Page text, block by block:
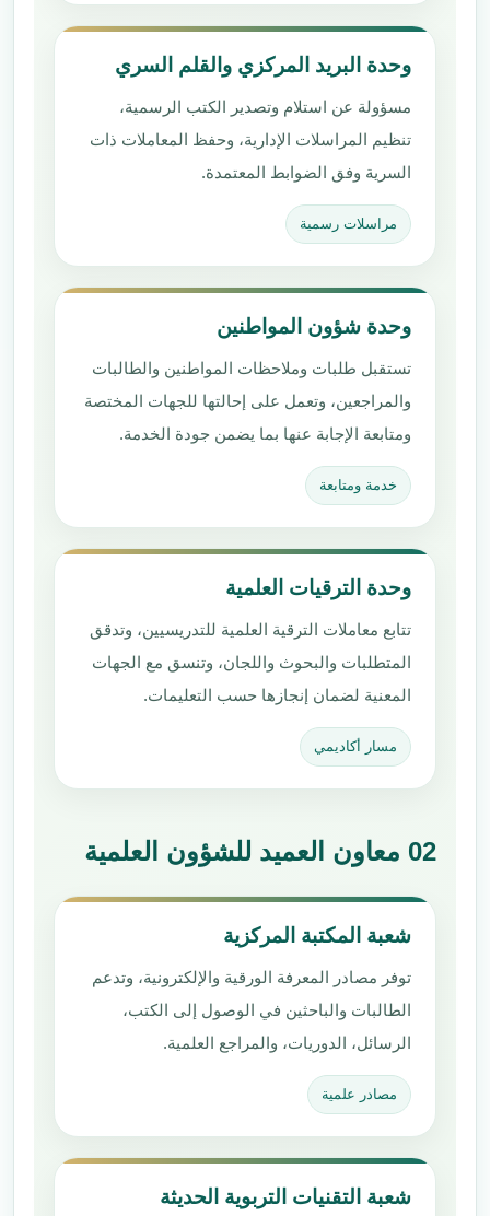
وحدة البريد المركزي والقلم السري
مسؤولة عن استلام وتصدير الكتب الرسمية،
تنظيم المراسلات الإدارية، وحفظ المعاملات ذات
السرية وفق الضوابط المعتمدة.
مراسلات رسمية
وحدة شؤون المواطنين
تستقبل طلبات وملاحظات المواطنين والطالبات
والمراجعين، وتعمل على إحالتها للجهات المختصة
ومتابعة الإجابة عنها بما يضمن جودة الخدمة.
خدمة ومتابعة
وحدة الترقيات العلمية
تتابع معاملات الترقية العلمية للتدريسيين، وتدقق
المتطلبات والبحوث واللجان، وتنسق مع الجهات
المعنية لضمان إنجازها حسب التعليمات.
مسار أكاديمي
02 معاون العميد للشؤون العلمية
شعبة المكتبة المركزية
توفر مصادر المعرفة الورقية والإلكترونية، وتدعم
الطالبات والباحثين في الوصول إلى الكتب،
الرسائل، الدوريات، والمراجع العلمية.
مصادر علمية
شعبة التقنيات التربوية الحديثة